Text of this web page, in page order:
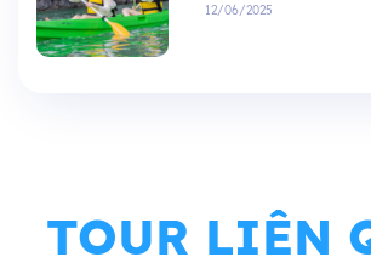
12/06/2025
TOUR LIÊN